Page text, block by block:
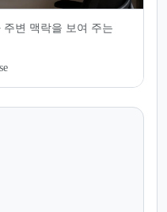
변 맥락을 보여 주는